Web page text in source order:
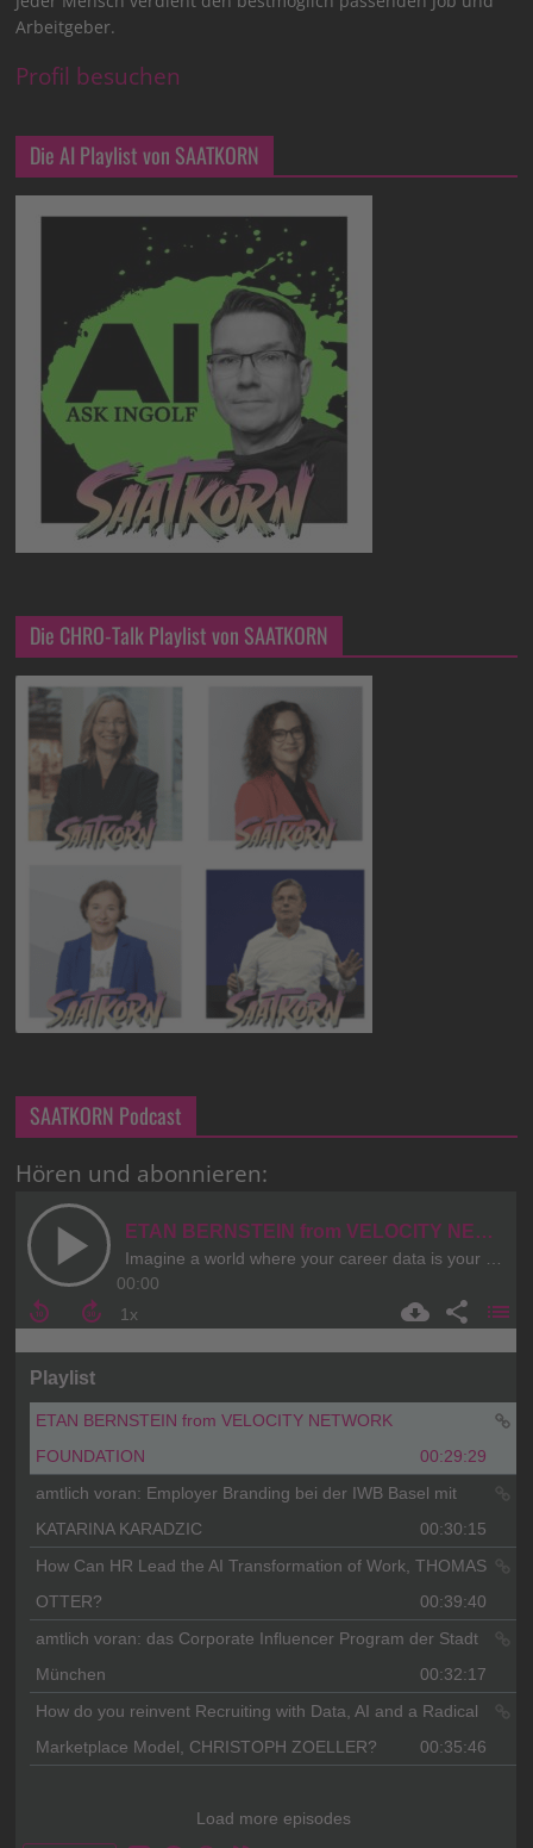
Arbeitgeber.
Profil besuchen
Die AI Playlist von SAATKORN
Die CHRO-Talk Playlist von SAATKORN
SAATKORN Podcast
Hören und abonnieren: